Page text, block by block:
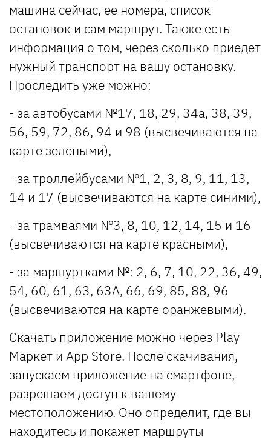
машина сейчас, ее номера, список
остановок и сам маршрут. Также есть
информация о том, через сколько приедет
нужный транспорт на вашу остановку.
Проследить уже можно:
- за автобусами №17, 18, 29, 34а, 38, 39,
56, 59, 72, 86, 94 и 98 (высвечиваются на
карте зелеными),
- за троллейбусами №1, 2, 3, 8, 9, 11, 13,
14 и 17 (высвечиваются на карте синими),
- за трамваями №3, 8, 10, 12, 14, 15 и 16
(высвечиваются на карте красными),
- за маршуртками №: 2, 6, 7, 10, 22, 36, 49,
54, 60, 61, 63, 63А, 66, 69, 85, 88, 96
(высвечиваются на карте оранжевыми).
Скачать приложение можно через Play
Маркет и App Store. После скачивания,
запускаем приложение на смартфоне,
разрешаем доступ к вашему
местоположению. Оно определит, где вы
находитесь и покажет маршруты